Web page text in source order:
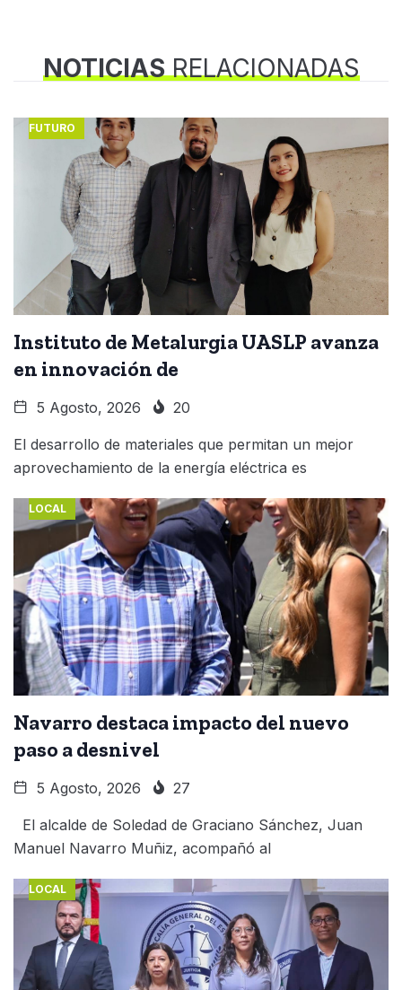
NOTICIASRELACIONADAS
FUTURO
Instituto de Metalurgia UASLP avanza
en innovación de
5 Agosto, 2026 20
El desarrollo de materiales que permitan un mejor
aprovechamiento de la energía eléctrica es
LOCAL
Navarro destaca impacto del nuevo
paso a desnivel
5 Agosto, 2026 27
El alcalde de Soledad de Graciano Sánchez, Juan
Manuel Navarro Muñiz, acompañó al
LOCAL